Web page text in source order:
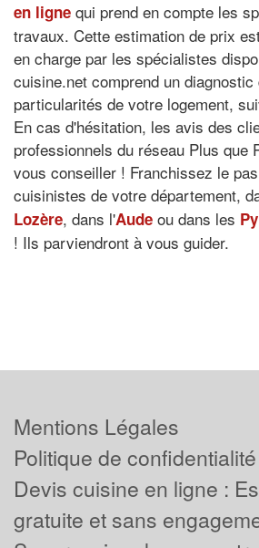
en ligne qui prend en compte les
travaux. Cette estimation de prix
en charge par les spécialistes
cuisine.net comprend un diagnostic
particularités de votre logement,
En cas d'hésitation, les avis des
professionnels du réseau Plus que
vous conseiller ! Franchissez le
cuisinistes de votre département,
Lozère, dans l'Aude ou dans les
! Ils parviendront à vous guider.
Mentions Légales
Politique de confidentialité
Devis cuisine en ligne :
gratuite et sans